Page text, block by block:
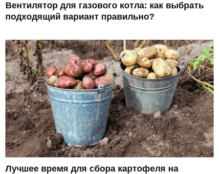
Вентилятор для газового котла: как выбрать
подходящий вариант правильно?
Лучшее время для сбора картофеля на